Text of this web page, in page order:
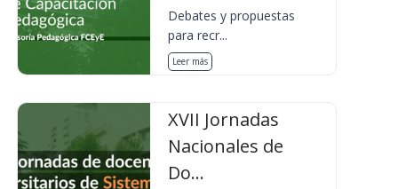
Debates y propuestas
para recr...
Leer más
XVII Jornadas
Nacionales de
Do...